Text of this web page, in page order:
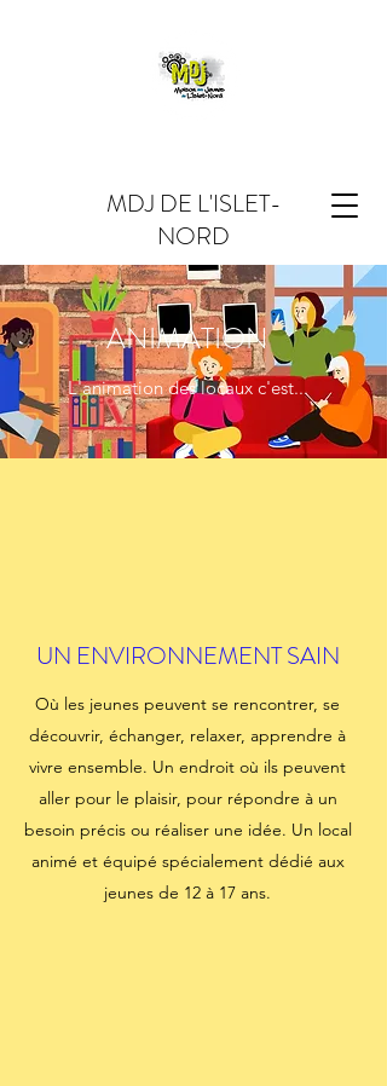
MDJ DE L'ISLET-
NORD
ANIMATION
L'animation des locaux c'est...
UN ENVIRONNEMENT SAIN
Où les jeunes peuvent se rencontrer, se
découvrir, échanger, relaxer, apprendre à
vivre ensemble. Un endroit où ils peuvent
aller pour le plaisir, pour répondre à un
besoin précis ou réaliser une idée. Un local
animé et équipé spécialement dédié aux
jeunes de 12 à 17 ans.